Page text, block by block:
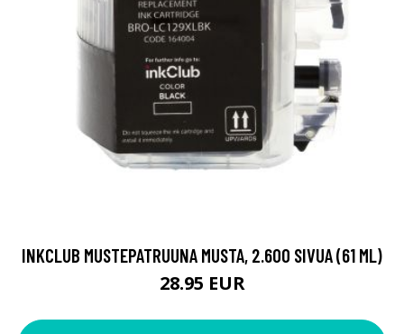
INKCLUB MUSTEPATRUUNA MUSTA, 2.600 SIVUA (61 ML)
28.95 EUR